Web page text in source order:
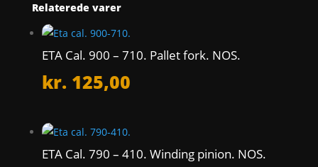
Relaterede varer
ETA Cal. 900 – 710. Pallet fork. NOS.
kr. 125,00
ETA Cal. 790 – 410. Winding pinion. NOS.